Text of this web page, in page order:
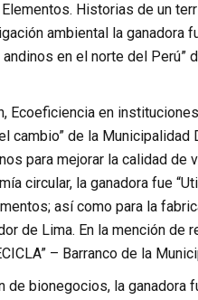
Historias de un
ambiental la ganadora
en el norte del Perú”
Ecoeficiencia en
cambio” de la
para mejorar la calidad
circular, la ganadora fue
así como para la
de Lima. En la mención
– Barranco de la
de bionegocios, la ganadora